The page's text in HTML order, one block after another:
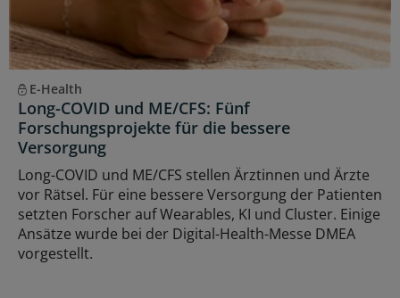
E-Health
Long-COVID und ME/CFS: Fünf
Forschungsprojekte für die bessere
Versorgung
Long-COVID und ME/CFS stellen Ärztinnen und Ärzte
vor Rätsel. Für eine bessere Versorgung der Patienten
setzten Forscher auf Wearables, KI und Cluster. Einige
Ansätze wurde bei der Digital-Health-Messe DMEA
vorgestellt.